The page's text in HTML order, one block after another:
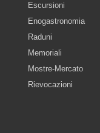
Escursioni
Enogastronomia
Raduni
Memoriali
Mostre-Mercato
Rievocazioni